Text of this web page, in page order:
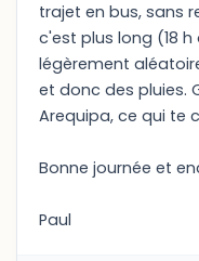
trajet en bus, sans
c'est plus long (18
légèrement
et donc des pluies.
Arequipa, ce qui te
Bonne journée et
Paul